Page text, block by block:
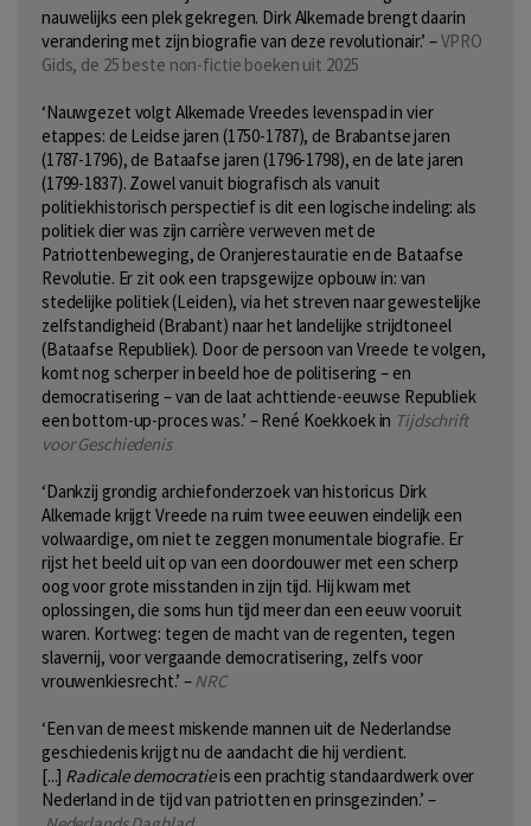
nauwelijks een plek gekregen. Dirk Alkemade brengt daarin
verandering met zijn biografie van deze revolutionair.’ –VPRO
Gids, de 25 beste non-fictie boeken uit 2025
‘Nauwgezet volgt Alkemade Vreedes levenspad in vier
etappes: de Leidse jaren (1750-1787), de Brabantse jaren
(1787-1796), de Bataafse jaren (1796-1798), en de late jaren
(1799-1837). Zowel vanuit biografisch als vanuit
politiekhistorisch perspectief is dit een logische indeling: als
politiek dier was zijn carrière verweven met de
Patriottenbeweging, de Oranjerestauratie en de Bataafse
Revolutie. Er zit ook een trapsgewijze opbouw in: van
stedelijke politiek (Leiden), via het streven naar gewestelijke
zelfstandigheid (Brabant) naar het landelijke strijdtoneel
(Bataafse Republiek). Door de persoon van Vreede te volgen,
komt nog scherper in beeld hoe de politisering – en
democratisering – van de laat achttiende-eeuwse Republiek
een bottom-up-proces was.’ – René Koekkoek in Tijdschrift
voor Geschiedenis
‘Dankzij grondig archiefonderzoek van historicus Dirk
Alkemade krijgt Vreede na ruim twee eeuwen eindelijk een
volwaardige, om niet te zeggen monumentale biografie. Er
rijst het beeld uit op van een doordouwer met een scherp
oog voor grote misstanden in zijn tijd. Hij kwam met
oplossingen, die soms hun tijd meer dan een eeuw vooruit
waren. Kortweg: tegen de macht van de regenten, tegen
slavernij, voor vergaande democratisering, zelfs voor
vrouwenkiesrecht.’ –NRC
‘Een van de meest miskende mannen uit de Nederlandse
geschiedenis krijgt nu de aandacht die hij verdient.
[...] Radicale democratieis een prachtig standaardwerk over
Nederland in de tijd van patriotten en prinsgezinden.’ –